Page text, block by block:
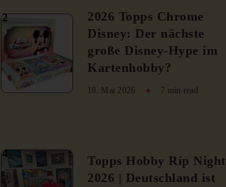
2
2026 Topps Chrome
Disney: Der nächste
große Disney-Hype im
Kartenhobby?
18. Mai 2026 7 min read
4
Topps Hobby Rip Night
2026 | Deutschland ist